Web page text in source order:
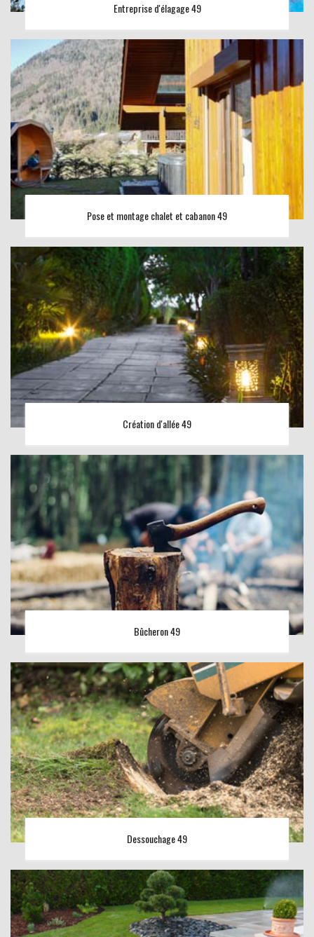
Entreprise d'élagage 49
Pose et montage chalet et cabanon 49
Création d'allée 49
Bûcheron 49
Dessouchage 49